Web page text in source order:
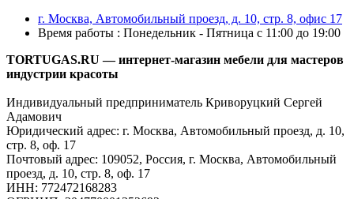
г. Москва, Автомобильный проезд, д. 10, стр. 8, офис 17
Время работы : Понедельник - Пятница с 11:00 до 19:00
TORTUGAS.RU — интернет-магазин мебели для мастеров
индустрии красоты
Индивидуальный предприниматель Криворуцкий Сергей
Адамович
Юридический адрес: г. Москва, Автомобильный проезд, д. 10,
стр. 8, оф. 17
Почтовый адрес: 109052, Россия, г. Москва, Автомобильный
проезд, д. 10, стр. 8, оф. 17
ИНН: 772472168283